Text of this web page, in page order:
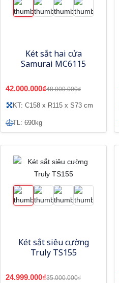
Két sắt hai cửa
Samurai MC6115
42.000.000₫48.000.000₫
KT: C158 x R115 x S73 cm
TL: 690kg
Két sắt siêu cường
Truly TS155
24.999.000₫35.000.000₫